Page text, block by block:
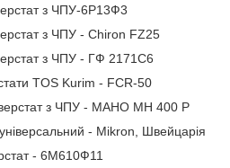
з ЧПУ-6Р13Ф3
з ЧПУ - Chiron FZ25
з ЧПУ - ГФ 2171С6
TOS Kurim - FCR-50
з ЧПУ - MAHO MH 400 P
- Mikron, Швейцарія
- 6М610Ф11